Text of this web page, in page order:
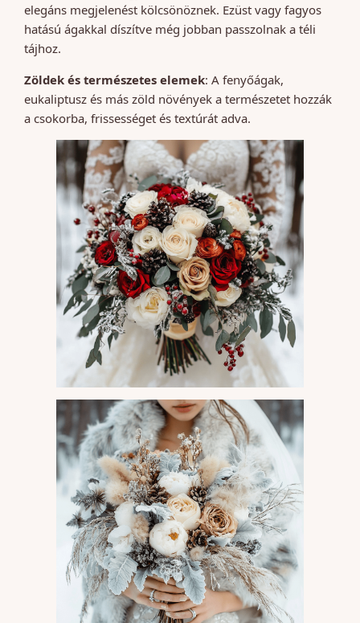
elegáns megjelenést kölcsönöznek. Ezüst vagy fagyos
hatású ágakkal díszítve még jobban passzolnak a téli
tájhoz.
Zöldek és természetes elemek: A fenyőágak,
eukaliptusz és más zöld növények a természetet hozzák
a csokorba, frissességet és textúrát adva.